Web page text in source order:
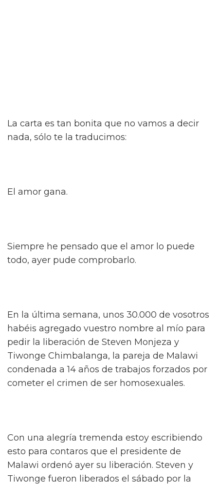
La carta es tan bonita que no vamos a decir
nada, sólo te la traducimos:
El amor gana.
Siempre he pensado que el amor lo puede
todo, ayer pude comprobarlo.
En la última semana, unos 30.000 de vosotros
habéis agregado vuestro nombre al mío para
pedir la liberación de Steven Monjeza y
Tiwonge Chimbalanga, la pareja de Malawi
condenada a 14 años de trabajos forzados por
cometer el crimen de ser homosexuales.
Con una alegría tremenda estoy escribiendo
esto para contaros que el presidente de
Malawi ordenó ayer su liberación. Steven y
Tiwonge fueron liberados el sábado por la